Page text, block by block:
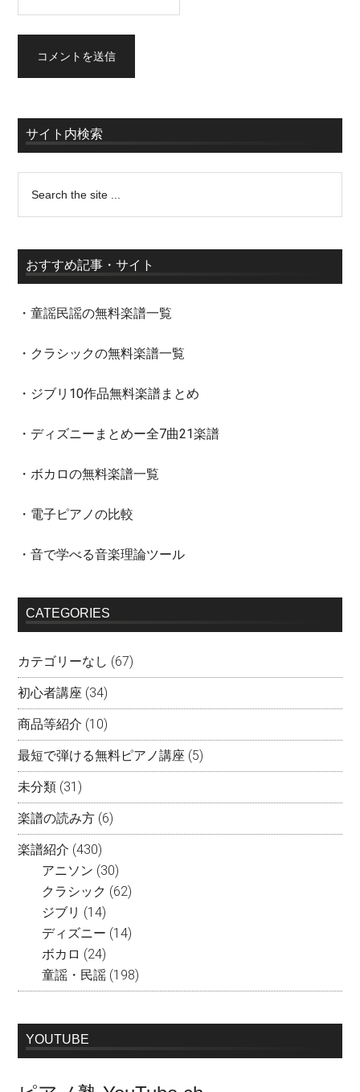
サイト内検索
おすすめ記事・サイト
・童謡民謡の無料楽譜一覧
・クラシックの無料楽譜一覧
・ジブリ10作品無料楽譜まとめ
・ディズニーまとめー全7曲21楽譜
・ボカロの無料楽譜一覧
・電子ピアノの比較
・音で学べる音楽理論ツール
CATEGORIES
カテゴリーなし (67)
初心者講座 (34)
商品等紹介 (10)
最短で弾ける無料ピアノ講座 (5)
未分類 (31)
楽譜の読み方 (6)
楽譜紹介 (430)
アニソン (30)
クラシック (62)
ジブリ (14)
ディズニー (14)
ボカロ (24)
童謡・民謡 (198)
YOUTUBE